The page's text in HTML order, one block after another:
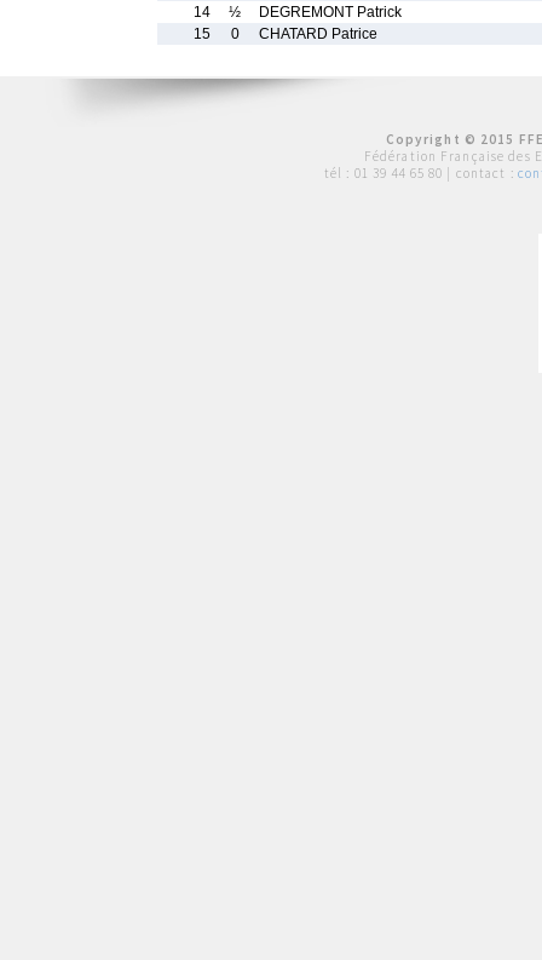
14
½
DEGREMONT Patrick
15
0 CHATARD Patrice
Copyright © 2015
Fédération Française des
tél : 01 39 44 65 80 | contact :